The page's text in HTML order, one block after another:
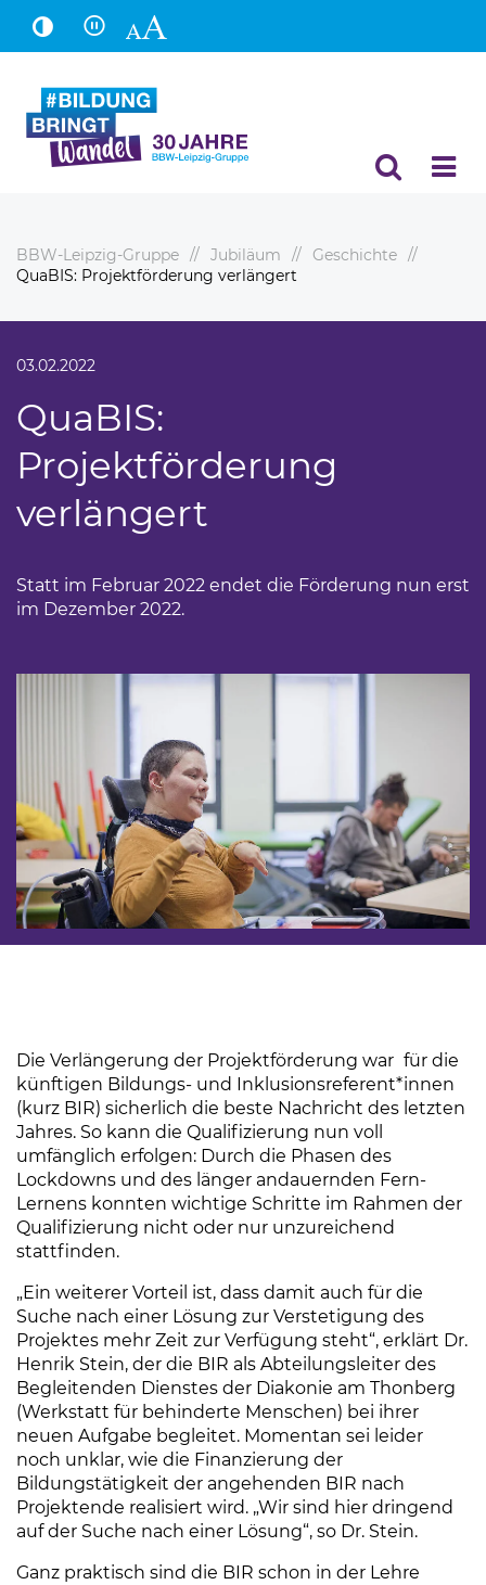
BBW-Leipzig-Gruppe Jubiläum
Geschichte
QuaBIS: Projektförderung verlängert
03.02.2022
QuaBIS:
Projektförderung
verlängert
Statt im Februar 2022 endet die Förderung nun erst
im Dezember 2022.
Die Verlängerung der Projektförderung war für die
künftigen Bildungs- und Inklusionsreferent*innen
(kurz BIR) sicherlich die beste Nachricht des letzten
Jahres. So kann die Qualifizierung nun voll
umfänglich erfolgen: Durch die Phasen des
Lockdowns und des länger andauernden Fern-
Lernens konnten wichtige Schritte im Rahmen der
Qualifizierung nicht oder nur unzureichend
stattfinden.
„Ein weiterer Vorteil ist, dass damit auch für die
Suche nach einer Lösung zur Verstetigung des
Projektes mehr Zeit zur Verfügung steht“, erklärt Dr.
Henrik Stein, der die BIR als Abteilungsleiter des
Begleitenden Dienstes der Diakonie am Thonberg
(Werkstatt für behinderte Menschen) bei ihrer
neuen Aufgabe begleitet. Momentan sei leider
noch unklar, wie die Finanzierung der
Bildungstätigkeit der angehenden BIR nach
Projektende realisiert wird. „Wir sind hier dringend
auf der Suche nach einer Lösung“, so Dr. Stein.
Ganz praktisch sind die BIR schon in der Lehre